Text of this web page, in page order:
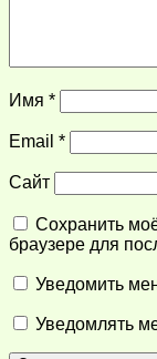
Имя *
Email *
Сайт
Сохранить
браузере для
Уведомить
Уведомлять